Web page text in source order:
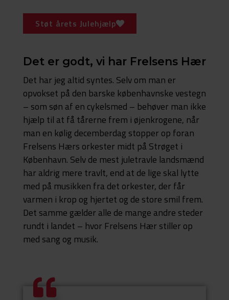
Støt årets Julehjælp
Det er godt, vi har Frelsens Hær
Det har jeg altid syntes. Selv om man er
opvokset på den barske københavnske vestegn
– som søn af en cykelsmed – behøver man ikke
hjælp til at få tårerne frem i øjenkrogene, når
man en kølig decemberdag stopper op foran
Frelsens Hærs orkester midt på Strøget i
København. Selv de mest juletravle landsmænd
har aldrig mere travlt, end at de lige skal lytte
med på musikken fra det orkester, der får
varmen i krop og hjertet og de store smil frem.
Det samme gælder alle de mange andre steder
rundt i landet – hvor Frelsens Hær stiller op
med sang og musik.